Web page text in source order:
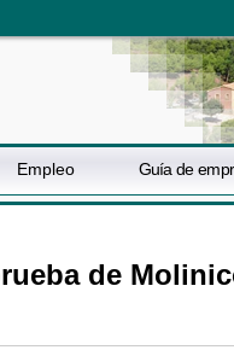
Empleo Guía de
de